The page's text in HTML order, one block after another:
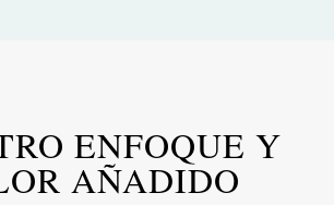
ENFOQUE Y
AÑADIDO